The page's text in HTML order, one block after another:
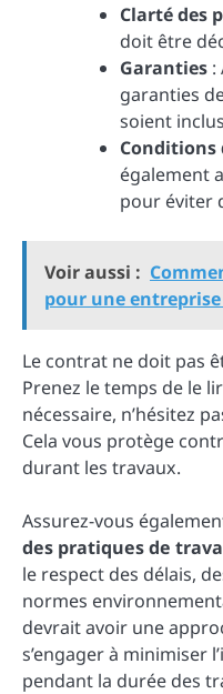
Clarté des
doit être
Garanties :
garanties
soient
Conditions
également
pour éviter
Voir aussi :
pour une
Le contrat ne doit pas
Prenez le temps de le
nécessaire, n’hésitez
Cela vous protège
durant les travaux.
Assurez-vous
des pratiques de
le respect des délais,
normes
devrait avoir une
s’engager à minimiser
pendant la durée des